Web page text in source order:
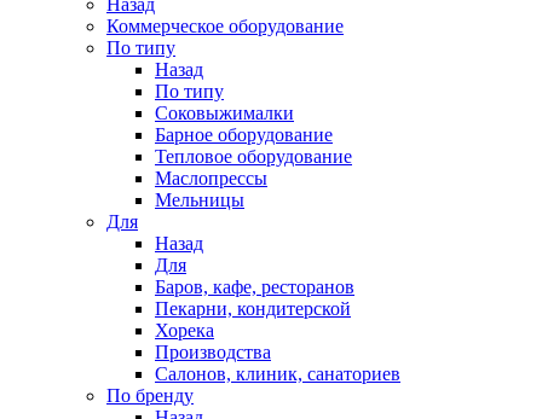
Назад
Коммерческое оборудование
По типу
Назад
По типу
Соковыжималки
Барное оборудование
Тепловое оборудование
Маслопрессы
Мельницы
Для
Назад
Для
Баров, кафе, ресторанов
Пекарни, кондитерской
Хорека
Производства
Салонов, клиник, санаториев
По бренду